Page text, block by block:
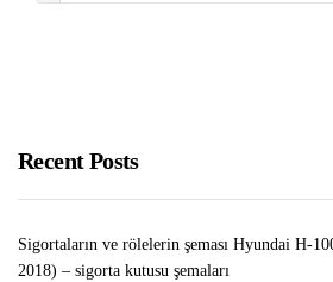
Recent Posts
Sigortaların ve rölelerin şeması Hyundai H-
2018) – sigorta kutusu şemaları